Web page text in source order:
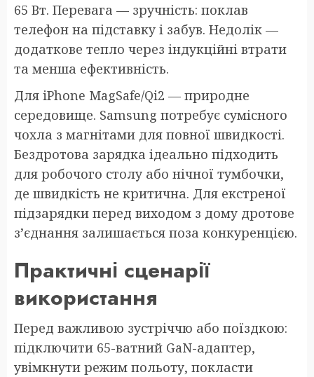
65 Вт. Перевага — зручність: поклав
телефон на підставку і забув. Недолік —
додаткове тепло через індукційні втрати
та менша ефективність.
Для iPhone MagSafe/Qi2 — природне
середовище. Samsung потребує сумісного
чохла з магнітами для повної швидкості.
Бездротова зарядка ідеально підходить
для робочого столу або нічної тумбочки,
де швидкість не критична. Для екстреної
підзарядки перед виходом з дому дротове
з’єднання залишається поза конкуренцією.
Практичні сценарії
використання
Перед важливою зустріччю або поїздкою:
підключити 65-ватний GaN-адаптер,
увімкнути режим польоту, покласти